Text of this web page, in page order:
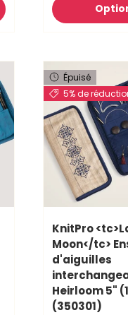
Épuisé
5% de
KnitPro
Moon</tc>
d'aiguilles
Heirloom 5"
(350301)